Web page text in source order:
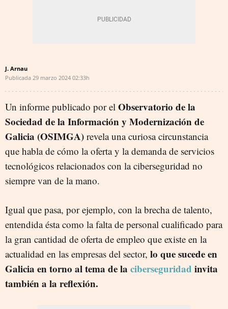
J. Arnau
Publicada 29 marzo 2024 02:33h
Un informe publicado por el Observatorio de la
Sociedad de la Información y Modernización de
Galicia (OSIMGA) revela una curiosa circunstancia
que habla de cómo la oferta y la demanda de servicios
tecnológicos relacionados con la ciberseguridad no
siempre van de la mano.
Igual que pasa, por ejemplo, con la brecha de talento,
entendida ésta como la falta de personal cualificado para
la gran cantidad de oferta de empleo que existe en la
actualidad en las empresas del sector, lo que sucede en
Galicia en torno al tema de la ciberseguridad invita
también a la reflexión.